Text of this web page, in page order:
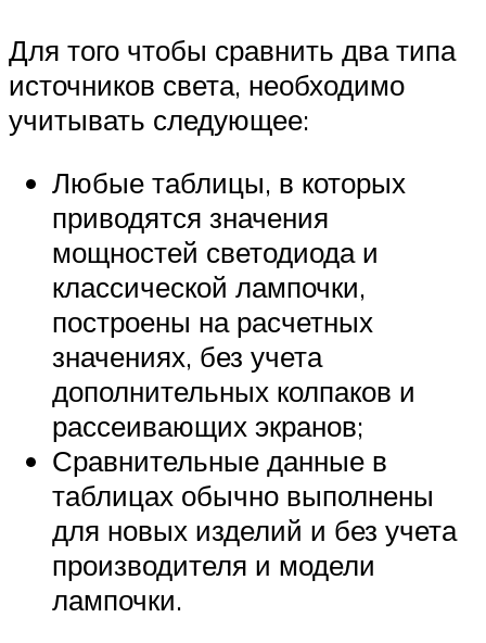
Для того чтобы сравнить два типа
источников света, необходимо
учитывать следующее:
Любые таблицы, в которых
приводятся значения
мощностей светодиода и
классической лампочки,
построены на расчетных
значениях, без учета
дополнительных колпаков и
рассеивающих экранов;
Сравнительные данные в
таблицах обычно выполнены
для новых изделий и без учета
производителя и модели
лампочки.